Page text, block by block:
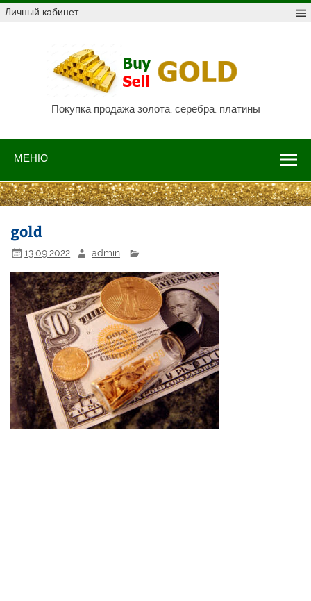
Skip
toЛичный кабинет
Покупка продажа золота, серебра, платины
МЕНЮ
gold
13.09.2022 admin